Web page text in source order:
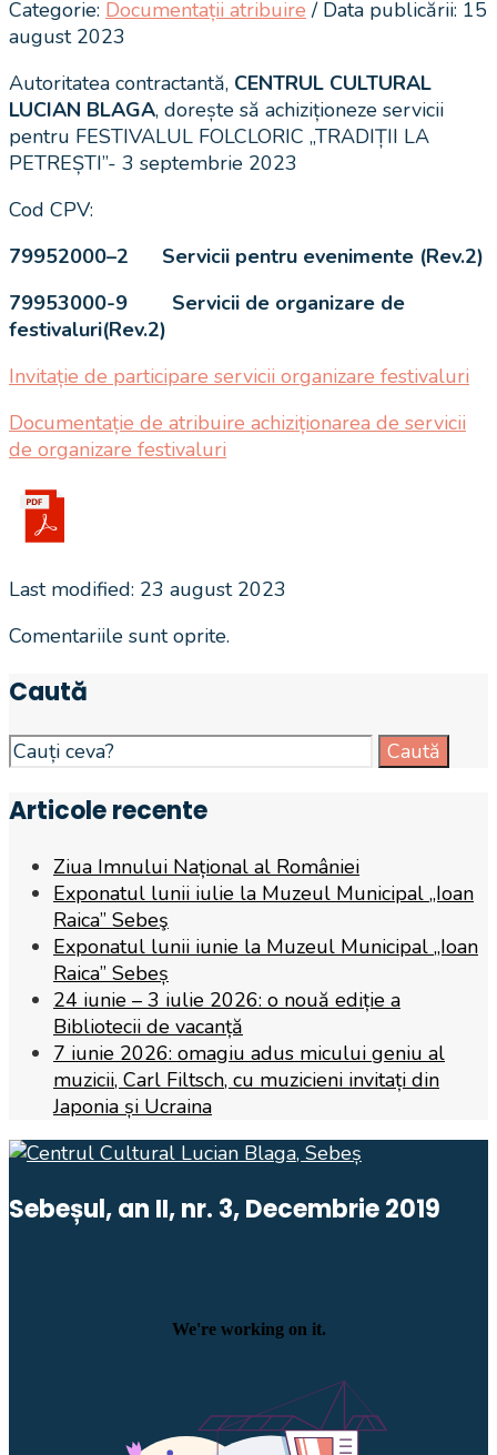
Categorie: Documentații atribuire / Data publicării: 15
august 2023
Autoritatea contractantă, CENTRUL CULTURAL
LUCIAN BLAGA, dorește să achiziționeze servicii
pentru FESTIVALUL FOLCLORIC „TRADIȚII LA
PETREȘTI”- 3 septembrie 2023
Cod CPV:
79952000–2 Servicii pentru evenimente (Rev.2)
79953000-9 Servicii de organizare de
festivaluri(Rev.2)
Invitație de participare servicii organizare festivaluri
Documentație de atribuire achiziționarea de servicii
de organizare festivaluri
Last modified: 23 august 2023
Comentariile sunt oprite.
Caută
Search
for:
Caută
Articole recente
Ziua Imnului Național al României
Exponatul lunii iulie la Muzeul Municipal „Ioan
Raica” Sebeş
Exponatul lunii iunie la Muzeul Municipal „Ioan
Raica” Sebeș
24 iunie – 3 iulie 2026: o nouă ediție a
Bibliotecii de vacanță
7 iunie 2026: omagiu adus micului geniu al
muzicii, Carl Filtsch, cu muzicieni invitați din
Japonia și Ucraina
Sebeșul, an II, nr. 3, Decembrie 2019